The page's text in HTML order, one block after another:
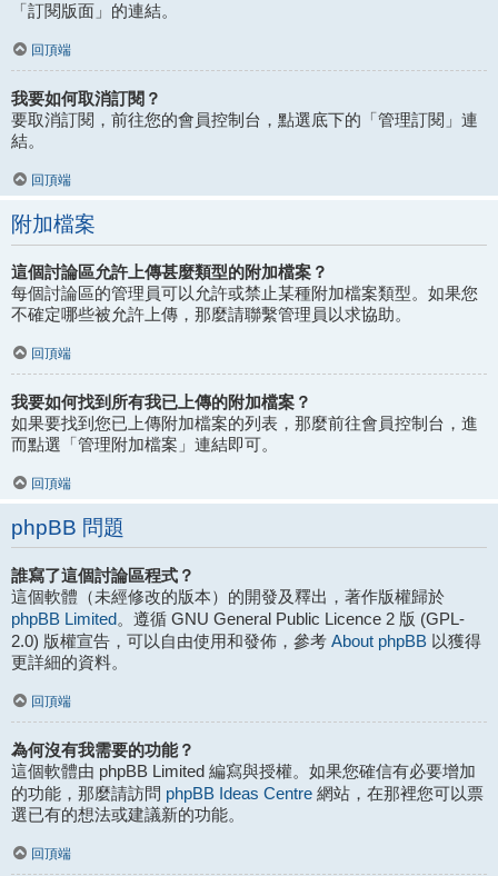
「訂閱版面」的連結。
回頂端
我要如何取消訂閱？
要取消訂閱，前往您的會員控制台，點選底下的「管理訂閱」連
結。
回頂端
附加檔案
這個討論區允許上傳甚麼類型的附加檔案？
每個討論區的管理員可以允許或禁止某種附加檔案類型。如果您
不確定哪些被允許上傳，那麼請聯繫管理員以求協助。
回頂端
我要如何找到所有我已上傳的附加檔案？
如果要找到您已上傳附加檔案的列表，那麼前往會員控制台，進
而點選「管理附加檔案」連結即可。
回頂端
phpBB 問題
誰寫了這個討論區程式？
這個軟體（未經修改的版本）的開發及釋出，著作版權歸於
phpBB Limited。遵循 GNU General Public Licence 2 版 (GPL-
2.0) 版權宣告，可以自由使用和發佈，參考 About phpBB 以獲得
更詳細的資料。
回頂端
為何沒有我需要的功能？
這個軟體由 phpBB Limited 編寫與授權。如果您確信有必要增加
的功能，那麼請訪問 phpBB Ideas Centre 網站，在那裡您可以票
選已有的想法或建議新的功能。
回頂端